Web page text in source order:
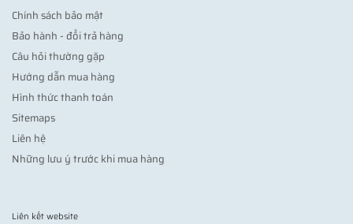
Chính sách bảo mật
Bảo hành - đổi trả hàng
Câu hỏi thường gặp
Hướng dẫn mua hàng
Hình thức thanh toán
Sitemaps
Liên hệ
Những lưu ý trước khi mua hàng
Liên kết website